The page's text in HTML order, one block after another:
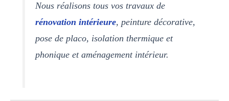
Nous réalisons tous vos travaux de
rénovation intérieure, peinture décorative,
pose de placo, isolation thermique et
phonique et aménagement intérieur.